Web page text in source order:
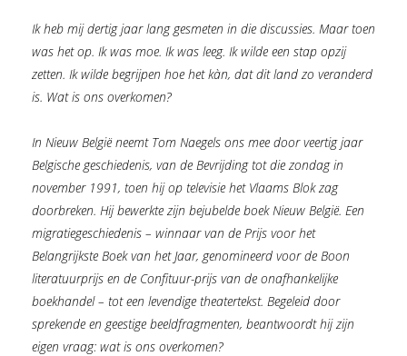
Ik heb mij dertig jaar lang gesmeten in die discussies. Maar toen
was het op. Ik was moe. Ik was leeg. Ik wilde een stap opzij
zetten. Ik wilde begrijpen hoe het kàn, dat dit land zo veranderd
is. Wat is ons overkomen?
In Nieuw België neemt Tom Naegels ons mee door veertig jaar
Belgische geschiedenis, van de Bevrijding tot die zondag in
november 1991, toen hij op televisie het Vlaams Blok zag
doorbreken. Hij bewerkte zijn bejubelde boek Nieuw België. Een
migratiegeschiedenis – winnaar van de Prijs voor het
Belangrijkste Boek van het Jaar, genomineerd voor de Boon
literatuurprijs en de Confituur-prijs van de onafhankelijke
boekhandel – tot een levendige theatertekst. Begeleid door
sprekende en geestige beeldfragmenten, beantwoordt hij zijn
eigen vraag: wat is ons overkomen?